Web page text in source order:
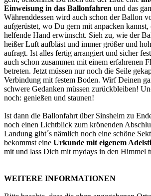
Einweisung in das Ballonfahren und das
Währenddessen wird auch schon der Ballon
aufgerüstet, wo Du gern mit anpacken kannst,
helfende Hand erwünscht. Sieh zu, wie der
heißer Luft aufbläst und immer größer und
aufragt. Ist alles fertig arrangiert und sicher
auch schon zusammen mit einem erfahrenen
betreten. Jetzt müssen nur noch die Seile
Verbindung mit festem Boden. Wirf Deinen
schwere Gedanken müssen zurückbleiben!
noch: genießen und staunen!
Ist dann die Ballonfahrt über Sinsheim zu
noch einen Lichtblick zum krönenden
Landung gibt´s nämlich noch eine schöne
bekommst eine Urkunde mit eigenem
mit und lass Dich mit mydays in den Himmel
WEITERE INFORMATIONEN